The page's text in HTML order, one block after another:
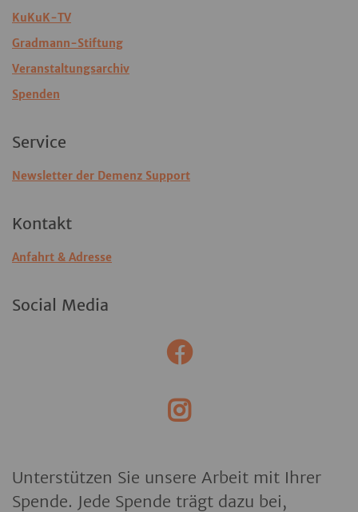
KuKuK-TV
Gradmann-Stiftung
Veranstaltungsarchiv
Spenden
Service
Newsletter der Demenz Support
Kontakt
Anfahrt & Adresse
Social Media
Unterstützen Sie unsere Arbeit mit Ihrer
Spende. Jede Spende trägt dazu bei,